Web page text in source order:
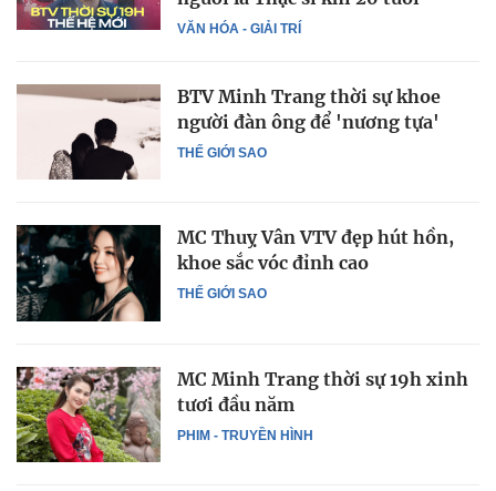
VĂN HÓA - GIẢI TRÍ
THẾ GIỚI SAO
BTV Minh Trang thời sự khoe
người đàn ông để 'nương tựa'
THẾ GIỚI SAO
MC Thuỵ Vân VTV đẹp hút hồn,
khoe sắc vóc đỉnh cao
PHIM - TRUYỀN HÌNH
MC Minh Trang thời sự 19h xinh
tươi đầu năm